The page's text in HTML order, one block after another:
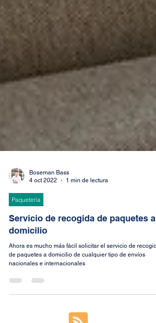
4 oct 2022
Paquetería
Servicio de recogida de paquetes a
domicilio
de paquetes a domicilio de cualquier tipo de envíos